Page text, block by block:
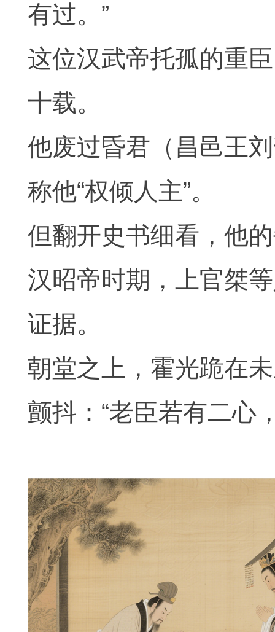
有过。”
这位汉武帝托孤的重
十载。
他废过昏君（昌邑王
称他“权倾人主”。
但翻开史书细看，他
汉昭帝时期，上官桀
证据。
朝堂之上，霍光跪在
颤抖：“老臣若有二心